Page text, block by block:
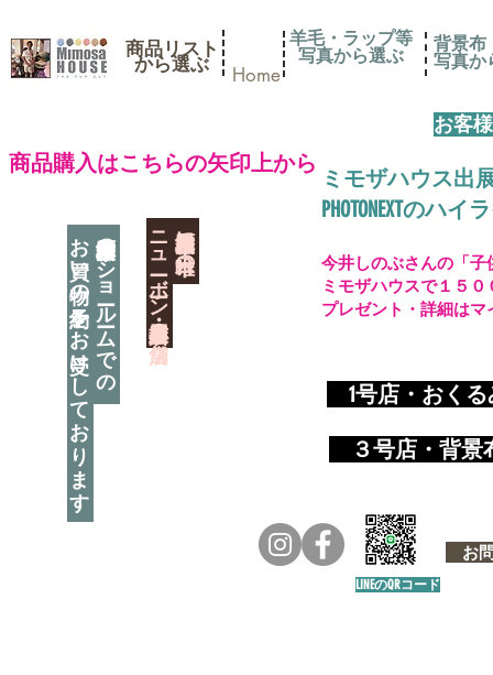
商品リスト
​から選ぶ Home
​商品購入はこちらの矢印上から
神奈川県相模原市に日本唯一の
​ニューボーン撮影用小道具店・３店舗
羊毛・ラップ等
写真から選ぶ
背景布
写真か
お客
ミモザハウス出
PHOTONEXTのハ
神奈川県相模原市のショールームでの
お買い物の予約をお受けしております 1号店・おく
​ ３号店・背
お
今井しのぶさんの「
ミモザハウスで１５
プレゼント・詳細は
LINEのQRコード